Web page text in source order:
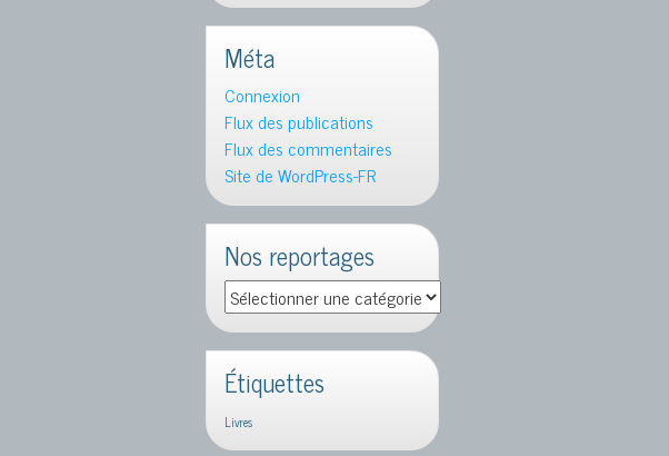
Méta
Connexion
Flux des publications
Flux des commentaires
Site de WordPress-FR
Nos reportages
Nos
reportages
Étiquettes
Livres